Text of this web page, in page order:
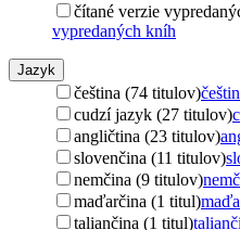
čítané verzie
vypredaných kníh
Jazyk
čeština (74 titulov)
cudzí jazyk (27 titulov)
angličtina (23 titulov)
slovenčina (11 titulov)
nemčina (9 titulov)
maďarčina (1 titul)
taliančina (1 titul)